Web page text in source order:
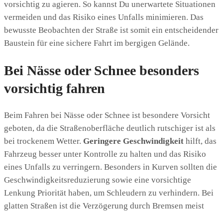
vorsichtig zu agieren. So kannst Du unerwartete Situationen
vermeiden und das Risiko eines Unfalls minimieren. Das
bewusste Beobachten der Straße ist somit ein entscheidender
Baustein für eine sichere Fahrt im bergigen Gelände.
Bei Nässe oder Schnee besonders
vorsichtig fahren
Beim Fahren bei Nässe oder Schnee ist besondere Vorsicht
geboten, da die Straßenoberfläche deutlich rutschiger ist als
bei trockenem Wetter. Geringere Geschwindigkeit hilft, das
Fahrzeug besser unter Kontrolle zu halten und das Risiko
eines Unfalls zu verringern. Besonders in Kurven sollten die
Geschwindigkeitsreduzierung sowie eine vorsichtige
Lenkung Priorität haben, um Schleudern zu verhindern. Bei
glatten Straßen ist die Verzögerung durch Bremsen meist